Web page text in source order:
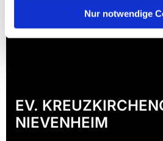
Nur notwendige
EV.
NIEVENHEIM